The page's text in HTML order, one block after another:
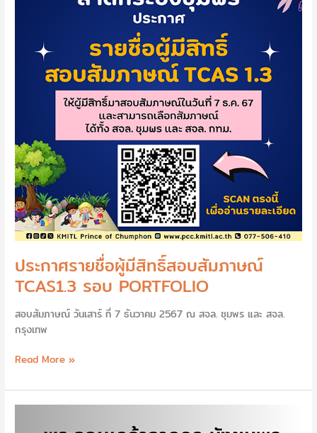
ประกาศรายชื่อผู้มีสิทธิ์สอบสัมภาษณ์
TCAS1.3 รอบ PORTFOLIO
สอบสัมภาษณ์ วันเสาร์ ที่ 7 ธันวาคม 2567 ณ สจล. ชุมพร และ สจล.
กรุงเทพ
สัมภาษณ์
TCAS1.3
Read More »